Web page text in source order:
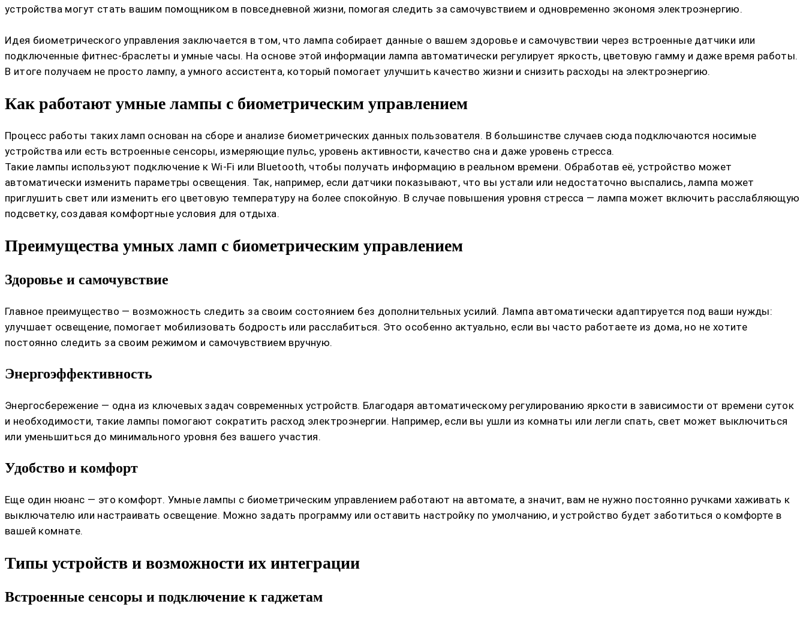
устройства могут стать вашим помощником в повседневной жизни, помогая следить за самочувствием и одновременно экономя электроэнергию.
Идея биометрического управления заключается в том, что лампа собирает данные о вашем здоровье и самочувствии через встроенные датчики или
подключенные фитнес-браслеты и умные часы. На основе этой информации лампа автоматически регулирует яркость, цветовую гамму и даже время работы.
В итоге получаем не просто лампу, а умного ассистента, который помогает улучшить качество жизни и снизить расходы на электроэнергию.
Как работают умные лампы с биометрическим управлением
Процесс работы таких ламп основан на сборе и анализе биометрических данных пользователя. В большинстве случаев сюда подключаются носимые
устройства или есть встроенные сенсоры, измеряющие пульс, уровень активности, качество сна и даже уровень стресса.
Такие лампы используют подключение к Wi-Fi или Bluetooth, чтобы получать информацию в реальном времени. Обработав её, устройство может
автоматически изменить параметры освещения. Так, например, если датчики показывают, что вы устали или недостаточно выспались, лампа может
приглушить свет или изменить его цветовую температуру на более спокойную. В случае повышения уровня стресса — лампа может включить расслабляющую
подсветку, создавая комфортные условия для отдыха.
Преимущества умных ламп с биометрическим управлением
Здоровье и самочувствие
Главное преимущество — возможность следить за своим состоянием без дополнительных усилий. Лампа автоматически адаптируется под ваши нужды:
улучшает освещение, помогает мобилизовать бодрость или расслабиться. Это особенно актуально, если вы часто работаете из дома, но не хотите
постоянно следить за своим режимом и самочувствием вручную.
Энергоэффективность
Энергосбережение — одна из ключевых задач современных устройств. Благодаря автоматическому регулированию яркости в зависимости от времени суток
и необходимости, такие лампы помогают сократить расход электроэнергии. Например, если вы ушли из комнаты или легли спать, свет может выключиться
или уменьшиться до минимального уровня без вашего участия.
Удобство и комфорт
Еще один нюанс — это комфорт. Умные лампы с биометрическим управлением работают на автомате, а значит, вам не нужно постоянно ручками хаживать к
выключателю или настраивать освещение. Можно задать программу или оставить настройку по умолчанию, и устройство будет заботиться о комфорте в
вашей комнате.
Типы устройств и возможности их интеграции
Встроенные сенсоры и подключение к гаджетам